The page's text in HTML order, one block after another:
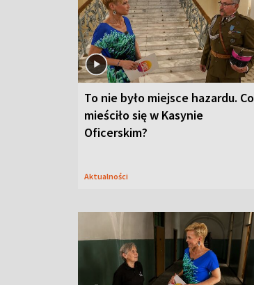
To nie było miejsce hazardu. Co
mieściło się w Kasynie
Oficerskim?
Aktualności